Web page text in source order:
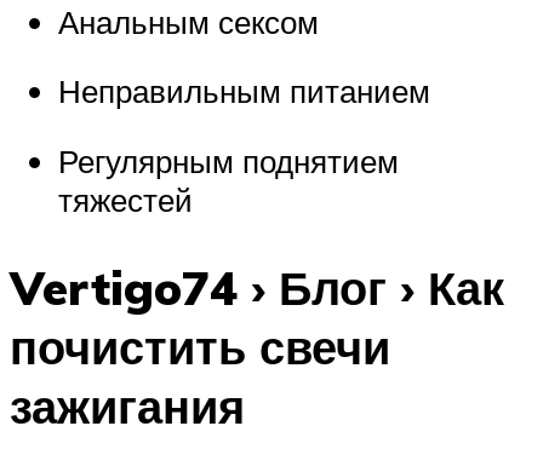
Анальным сексом
Неправильным питанием
Регулярным поднятием
тяжестей
Vertigo74 › Блог › Как
почистить свечи
зажигания